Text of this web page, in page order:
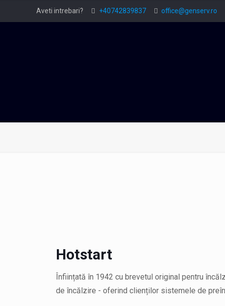
Aveti intrebari? +40742839837 office@genserv.ro
Hotstart
Înființată în 1942 cu brevetul original pentru
de încălzire - oferind clienților sistemele de